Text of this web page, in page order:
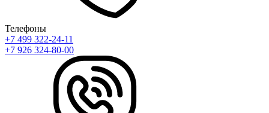
Телефоны
+7 499 322-24-11
+7 926 324-80-00